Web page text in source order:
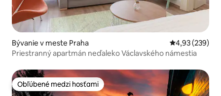
Bývanie v meste Praha Priemerné
4,93 (239)
Priestranný apartmán neďaleko Václavského námestia
Obľúbené medzi hosťami
Obľúbené medzi hosťami